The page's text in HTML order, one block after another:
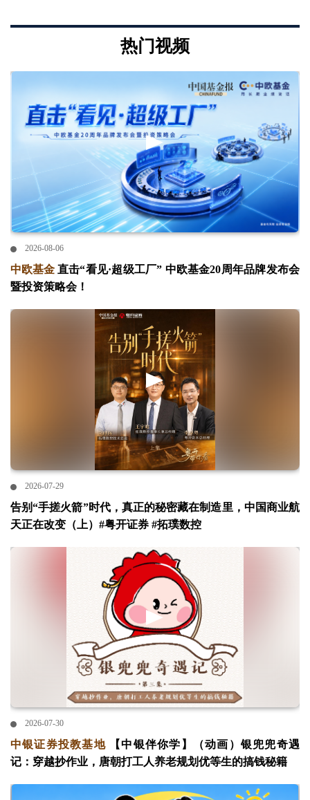
热门视频
2026-08-06
中欧基金 直击“看见·超级工厂” 中欧基金20周年品牌发布会
暨投资策略会！
2026-07-29
告别“手搓火箭”时代，真正的秘密藏在制造里，中国商业航
天正在改变（上）#粤开证券 #拓璞数控
2026-07-30
中银证券投教基地
【中银伴你学】（动画）银兜兜奇遇
记：穿越抄作业，唐朝打工人养老规划优等生的搞钱秘籍